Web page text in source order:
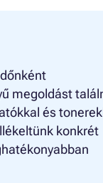
megoldást
és
konkrét